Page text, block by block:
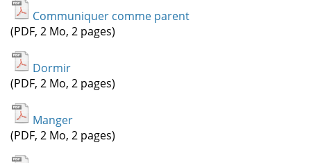
Communiquer comme parent
(PDF, 2 Mo, 2 pages)
Dormir
(PDF, 2 Mo, 2 pages)
Manger
(PDF, 2 Mo, 2 pages)